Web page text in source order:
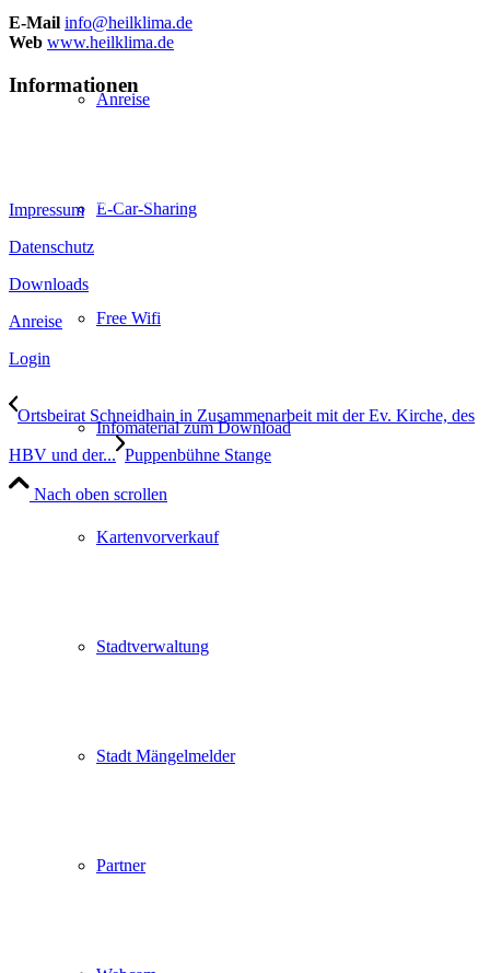
Anreise
E-Car-Sharing
Free Wifi
Infomaterial zum Download
Kartenvorverkauf
Stadtverwaltung
Stadt Mängelmelder
Partner
E-Mail info@heilklima.de
Web www.heilklima.de
Informationen
Impressum
Datenschutz
Downloads
Anreise
Login
Ortsbeirat Schneidhain in Zusammenarbeit mit der Ev. Kirche, des
HBV und der... Puppenbühne Stange
Nach oben scrollen